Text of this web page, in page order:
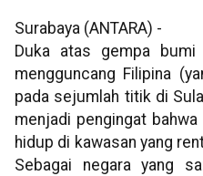
Surabaya (ANTARA) -
Duka atas gempa
mengguncang Filipina
pada sejumlah titik di
menjadi pengingat
hidup di kawasan yang
Sebagai negara yang